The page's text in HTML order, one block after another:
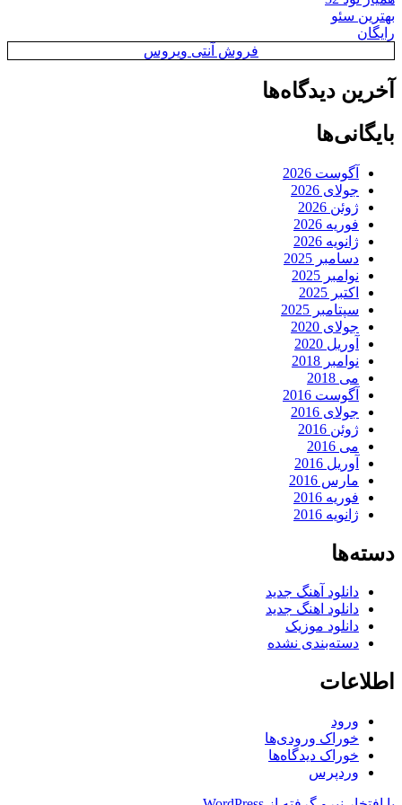
بهترین سئو
رایگان
فروش آنتی ویروس
آخرین دیدگاه‌ها
بایگانی‌ها
آگوست 2026
جولای 2026
ژوئن 2026
فوریه 2026
ژانویه 2026
دسامبر 2025
نوامبر 2025
اکتبر 2025
سپتامبر 2025
جولای 2020
آوریل 2020
نوامبر 2018
می 2018
آگوست 2016
جولای 2016
ژوئن 2016
می 2016
آوریل 2016
مارس 2016
فوریه 2016
ژانویه 2016
دسته‌ها
دانلود آهنگ جدید
دانلود اهنگ جدید
دانلود موزیک
دسته‌بندی نشده
اطلاعات
ورود
خوراک ورودی‌ها
خوراک دیدگاه‌ها
وردپرس